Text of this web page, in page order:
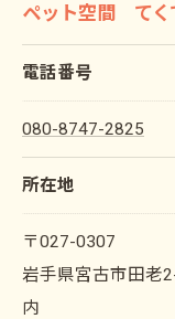
ペット空間 てく
電話番号
080-8747-2825
所在地
〒027-0307
岩手県宮古市田老
内